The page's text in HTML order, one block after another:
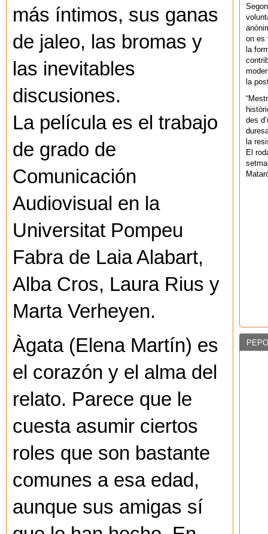
más íntimos, sus ganas
de jaleo, las bromas y
las inevitables
discusiones.
La película es el trabajo
de grado de
Comunicación
Audiovisual en la
Universitat Pompeu
Fabra de Laia Alabart,
Alba Cros, Laura Rius y
Marta Verheyen.
Àgata (Elena Martín) es
el corazón y el alma del
relato. Parece que le
cuesta asumir ciertos
roles que son bastante
comunes a esa edad,
aunque sus amigas sí
on es
la
la
des
la
El